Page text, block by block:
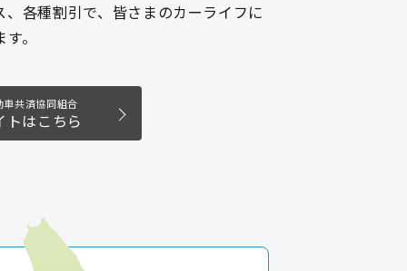
、各種割引で、皆さまのカーライフに
。
車共済協同組合
トはこちら